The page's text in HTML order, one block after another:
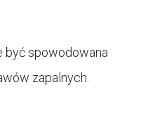
być spowodowana
zapalnych.